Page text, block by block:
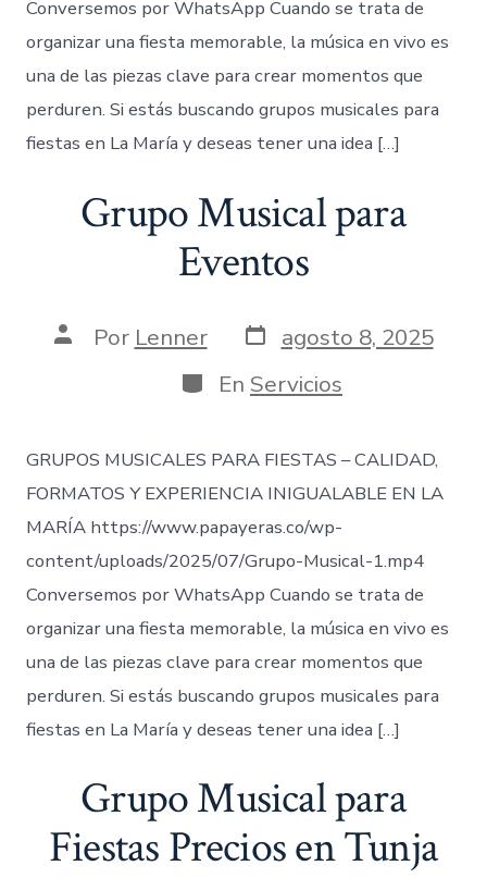
Conversemos por WhatsApp Cuando se trata de
organizar una fiesta memorable, la música en vivo es
una de las piezas clave para crear momentos que
perduren. Si estás buscando grupos musicales para
fiestas en La María y deseas tener una idea […]
Grupo Musical para
Eventos
AutorPor Lenner Fecha
de
publicación
agosto 8, 2025
Categorías
En Servicios
GRUPOS MUSICALES PARA FIESTAS – CALIDAD,
FORMATOS Y EXPERIENCIA INIGUALABLE EN LA
MARÍA https://www.papayeras.co/wp-
content/uploads/2025/07/Grupo-Musical-1.mp4
Conversemos por WhatsApp Cuando se trata de
organizar una fiesta memorable, la música en vivo es
una de las piezas clave para crear momentos que
perduren. Si estás buscando grupos musicales para
fiestas en La María y deseas tener una idea […]
Grupo Musical para
Fiestas Precios en Tunja